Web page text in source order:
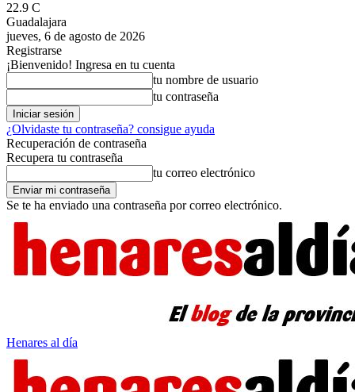
22.9 C
Guadalajara
jueves, 6 de agosto de 2026
Registrarse
¡Bienvenido! Ingresa en tu cuenta
tu nombre de usuario
tu contraseña
¿Olvidaste tu contraseña? consigue ayuda
Recuperación de contraseña
Recupera tu contraseña
tu correo electrónico
Se te ha enviado una contraseña por correo electrónico.
Henares al día